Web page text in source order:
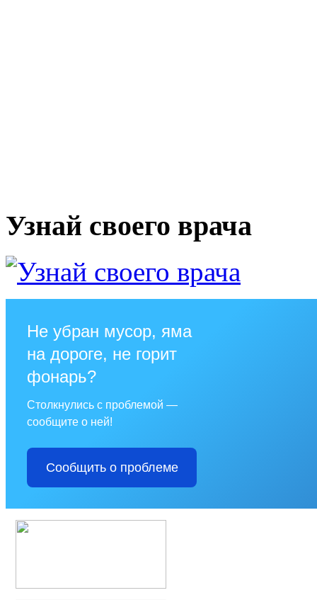
Узнай своего врача
Не убран мусор, яма
на дороге, не горит
фонарь?
Столкнулись с проблемой —
сообщите о ней!
Сообщить о проблеме